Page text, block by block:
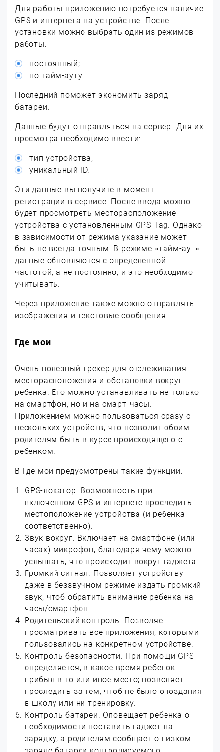
Для работы приложению потребуется наличие
GPS и интернета на устройстве. После
установки можно выбрать один из режимов
работы:
постоянный;
по тайм-ауту.
Последний поможет экономить заряд
батареи.
Данные будут отправляться на сервер. Для их
просмотра необходимо ввести:
тип устройства;
уникальный ID.
Эти данные вы получите в момент
регистрации в сервисе. После ввода можно
будет просмотреть месторасположение
устройства с установленным GPS Tag. Однако
в зависимости от режима указание может
быть не всегда точным. В режиме «тайм-аут»
данные обновляются с определенной
частотой, а не постоянно, и это необходимо
учитывать.
Через приложение также можно отправлять
изображения и текстовые сообщения.
Где мои
Очень полезный трекер для отслеживания
месторасположения и обстановки вокруг
ребенка. Его можно устанавливать не только
на смартфон, но и на смарт-часы.
Приложением можно пользоваться сразу с
нескольких устройств, что позволит обоим
родителям быть в курсе происходящего с
ребенком.
В Где мои предусмотрены такие функции:
GPS-локатор. Возможность при
включенном GPS и интернете проследить
местоположение устройства (и ребенка
соответственно).
Звук вокруг. Включает на смартфоне (или
часах) микрофон, благодаря чему можно
услышать, что происходит вокруг гаджета.
Громкий сигнал. Позволяет устройству
даже в беззвучном режиме издать громкий
звук, чтоб обратить внимание ребенка на
часы/смартфон.
Родительский контроль. Позволяет
просматривать все приложения, которыми
пользовались на конкретном устройстве.
Контроль безопасности. При помощи GPS
определяется, в какое время ребенок
прибыл в то или иное место; позволяет
проследить за тем, чтоб не было опоздания
в школу или ни тренировку.
Контроль батареи. Оповещает ребенка о
необходимости поставить гаджет на
зарядку, а родителям сообщает о низком